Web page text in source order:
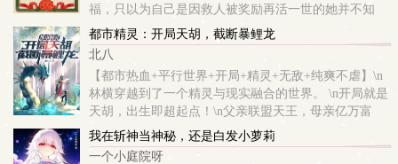
福，只以为自己是因救人被奖励再活一世的她并不知
道，这是一场决定她命运的快穿实习……\n避雷：只写
年代位面，无固定cp不是没cp，设定都有cp，大...
都市精灵：开局天胡，截断暴鲤龙
北八
【都市热血+平行世界+开局+精灵+无敌+纯爽不虐】\n
林横穿越到了一个精灵与现实融合的世界。 \n开局就是
天胡，出生即超起点！\n父亲联盟天王，母亲亿万富
翁！ \n孵化由基拉时恰好觉醒天命系统，所有人的命运
轨迹一目了然！\n发现自...
我在斩神当神秘，还是白发小萝莉
一个小庭院呀